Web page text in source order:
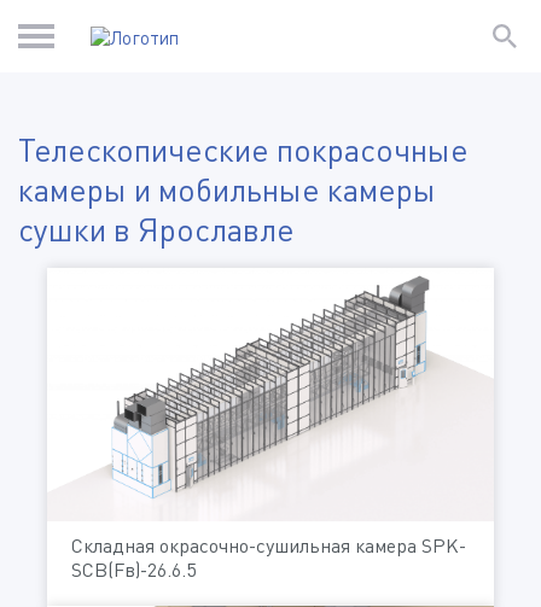
Телескопические покрасочные
камеры и мобильные камеры
сушки в Ярославле
Складная окрасочно-сушильная камера SPK-
SCB(Fв)-26.6.5